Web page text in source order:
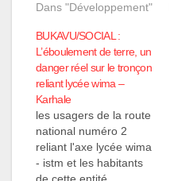
lycée wima-carrefour
kadutu. Contacté à ce
sujet, Faustin Buroko
chef du quartier
Nyakaliba en commune
de kadutu a fait savoir
que cette route est
menacée par des
érosions et…
Dans "Développement"
BUKAVU/SOCIAL :
L’éboulement de terre, un
danger réel sur le tronçon
reliant lycée wima –
Karhale
les usagers de la route
national numéro 2
reliant l'axe lycée wima
- istm et les habitants